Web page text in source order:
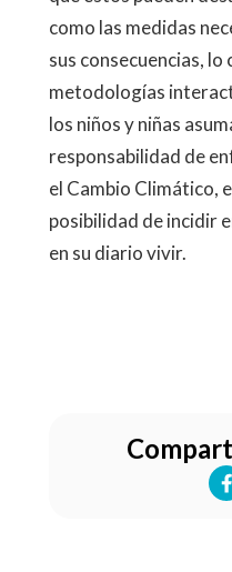
como las medidas
sus consecuencias, lo
metodologías
los niños y niñas
responsabilidad de
el Cambio Climático,
posibilidad de incidir
en su diario vivir.